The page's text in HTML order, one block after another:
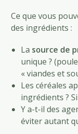
Ce que vous
des ingrédients :
La source de
unique ?
« viandes et
Les céréales
ingrédients ?
Y a-t-il des
éviter autant